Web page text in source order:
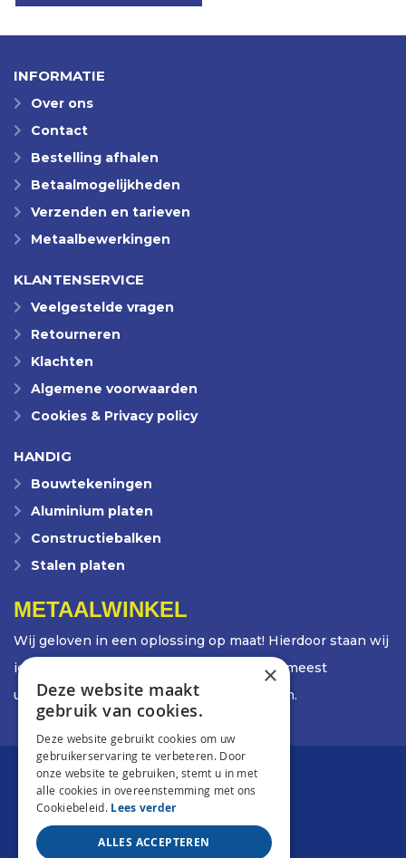
INFORMATIE
Over ons
Contact
Bestelling afhalen
Betaalmogelijkheden
Verzenden en tarieven
Metaalbewerkingen
KLANTENSERVICE
Veelgestelde vragen
Retourneren
Klachten
Algemene voorwaarden
Cookies & Privacy policy
HANDIG
Bouwtekeningen
Aluminium platen
Constructiebalken
Stalen platen
METAALWINKEL
Wij geloven in een oplossing op maat! Hierdoor staan wij
iedere dag weer voor de uitdaging om de meest
uiteenlopende opdrachten te ontwikkelen.
×
Deze website maakt
gebruik van cookies.
Deze website gebruikt cookies om uw
gebruikerservaring te verbeteren. Door
onze website te gebruiken, stemt u in met
alle cookies in overeenstemming met ons
Cookiebeleid. Lees verder
ALLES ACCEPTEREN